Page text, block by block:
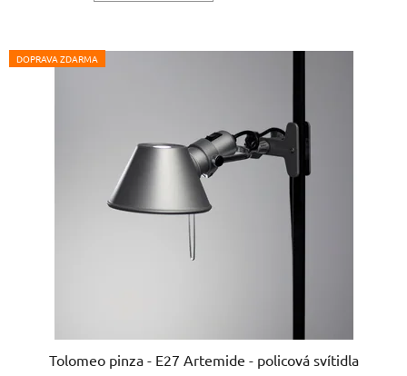
DOPRAVA ZDARMA
Tolomeo pinza - E27 Artemide - policová svítidla